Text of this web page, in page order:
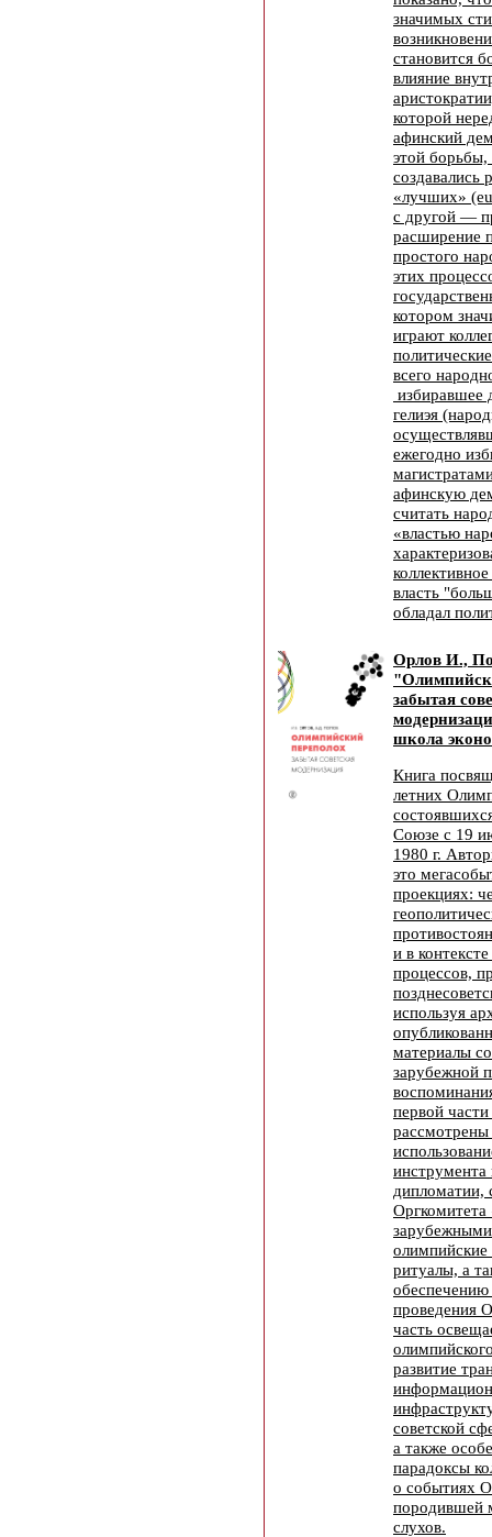
значимых
становится
влияние
которой
афинский
этой
создавались
«лучших»
с другой —
расширение
простого
этих
котором
играют
всего
избиравшее
гелиэя
ежегодно
афинскую
считать
«властью
власть
обладал
Орлов И.,
забытая
школа
Книга
летних
Союзе с 19
1980 г.
это
проекциях:
и в
процессов,
используя
материалы
зарубежной
первой
рассмотрены
инструмента
дипломатии,
ритуалы, а
обеспечению
проведения
часть
развитие
советской
а также
парадоксы
о событиях
породившей
слухов.